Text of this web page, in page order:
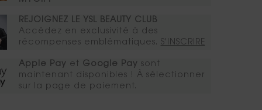
REJOIGNEZ LE YSL BEAUTY CLUB
Accédez en exclusivité à des
récompenses emblématiques.​ S'INSCRIRE
Apple Pay et Google Pay sont
maintenant disponibles ! À sélectionner
sur la page de paiement.